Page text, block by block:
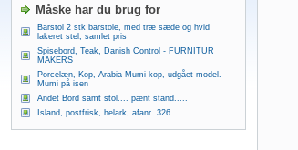
Måske har du brug for
Barstol 2 stk barstole, med træ sæde og hvid
lakeret stel, samlet pris
Spisebord, Teak, Danish Control - FURNITUR
MAKERS
Porcelæn, Kop, Arabia Mumi kop, udgået model.
Mumi på isen
Andet Bord samt stol.... pænt stand.....
Island, postfrisk, helark, afanr. 326